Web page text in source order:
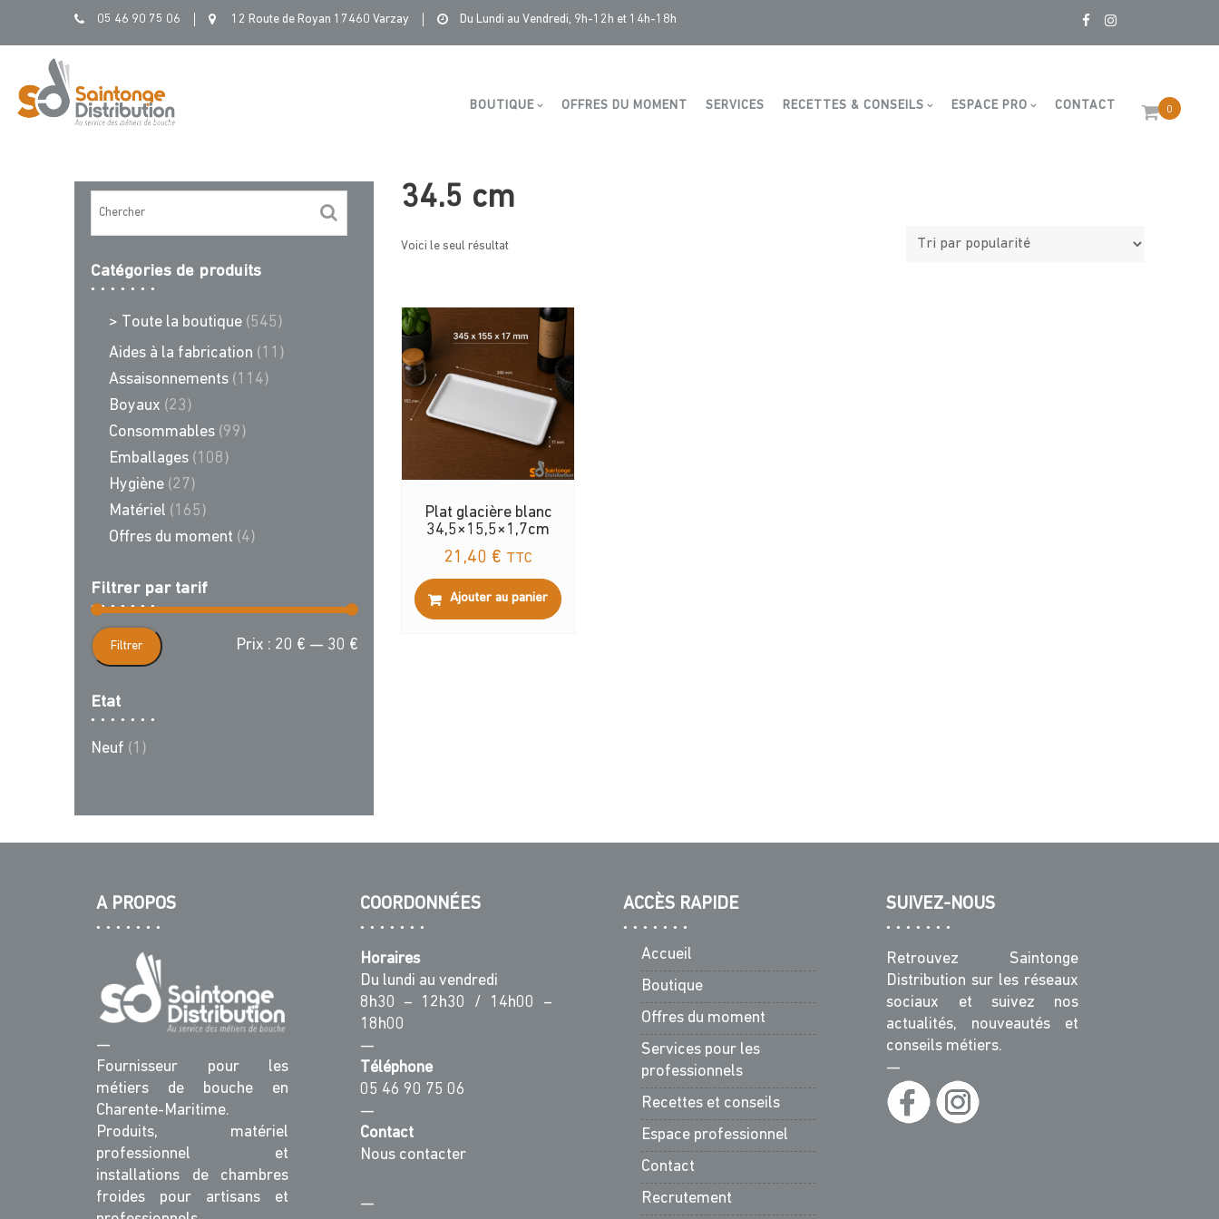
05 46 90 75 06 12 Route de Royan 17460 Varzay Du Lundi au Vendredi, 9h-12h et 14h-18h
0
BOUTIQUE OFFRES DU MOMENT SERVICES RECETTES & CONSEILS ESPACE PRO CONTACT
Boutique
34.5 cm
Voici le seul résultat
Plat glacière blanc
34,5×15,5×1,7cm
21,40 € TTC
Ajouter au panier
Catégories de produits
> Toute la boutique (545)
Aides à la fabrication (11)
Assaisonnements (114)
Boyaux (23)
Consommables (99)
Emballages (108)
Hygiène (27)
Matériel (165)
Offres du moment (4)
Filtrer par tarif
Prix
Prix
Filtrer Prix : 20 € — 30 €
Etat
Neuf (1)
A PROPOS
—
Fournisseur pour les
métiers de bouche en
Charente-Maritime.
Produits, matériel
professionnel et
installations de chambres
froides pour artisans et
COORDONNÉES
Horaires
Du lundi au vendredi
8h30 – 12h30 / 14h00 –
18h00
—
Téléphone
05 46 90 75 06
—
Contact
Nous contacter
—
ACCÈS RAPIDE
Accueil
Boutique
Offres du moment
Services pour les
professionnels
Recettes et conseils
Espace professionnel
Contact
Recrutement
SUIVEZ-NOUS
Retrouvez Saintonge
Distribution sur les réseaux
sociaux et suivez nos
actualités, nouveautés et
conseils métiers.
—